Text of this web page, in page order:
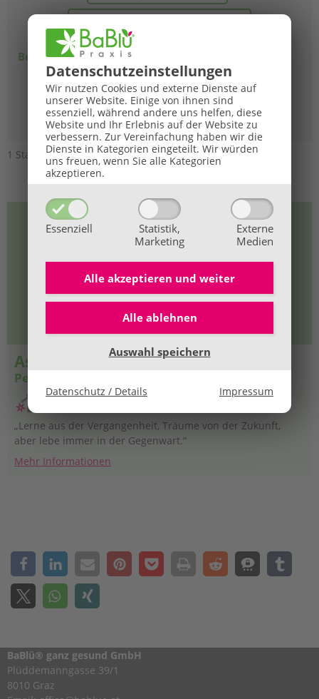
Datenschutz­einstellungen
Wir nutzen Cookies und externe Dienste auf
unserer Website. Einige von ihnen sind
essenziell, während andere uns helfen, diese
Website und Ihr Erlebnis auf der Website zu
verbessern. Zur Vereinfachung haben wir die
Dienste in Kategorien eingeteilt. Wir würden
uns freuen, wenn Sie alle Kategorien
akzeptieren.
Essenziell
Statistik,
Marketing
Externe
Medien
Alle akzeptieren und weiter
Alle ablehnen
Auswahl speichern
Datenschutz / Details Impressum
Bundesländer:
Burgen­land Kärnten Nieder­österreich
Ober­österreich Steier­mark Tirol Wien
1 Standorte gefunden.
Aschau im Zillertal / Tirol
Petra Gruber
„Lerne aus der Vergangenheit, Träume von der Zukunft,
aber lebe immer in der Gegenwart.“
Mehr Informationen
BaBlü® ganz gesund GmbH
Plüddemanngasse 39/1
8010 Graz